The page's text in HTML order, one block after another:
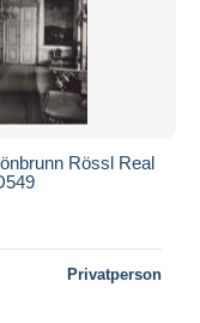
Rössl Real
Privatperson